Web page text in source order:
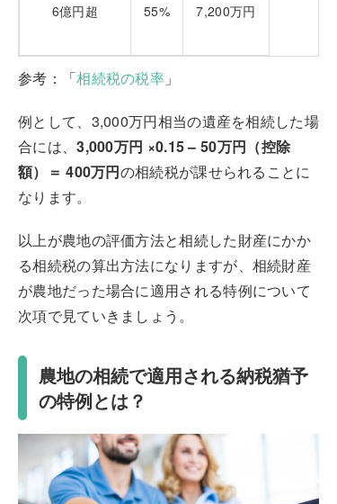
6億円超 55% 7,200万円
参考：「相続税の税率 」
例として、3,000万円相当の遺産を相続した場
合には、3,000万円 ×0.15 – 50万円（控除
額）＝ 400万円の相続税が課せられることに
なります。
以上が農地の評価方法と相続した財産にかか
る相続税の算出方法になりますが、相続財産
が農地だった場合に適用される特例について
次項で見ていきましょう。
農地の相続で適用される納税猶予
の特例とは？